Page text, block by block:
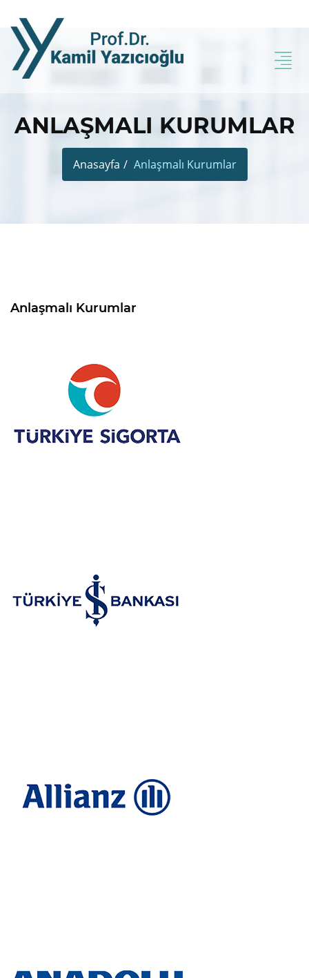
ANLAŞMALI KURUMLAR
Anasayfa Anlaşmalı Kurumlar
Anlaşmalı Kurumlar